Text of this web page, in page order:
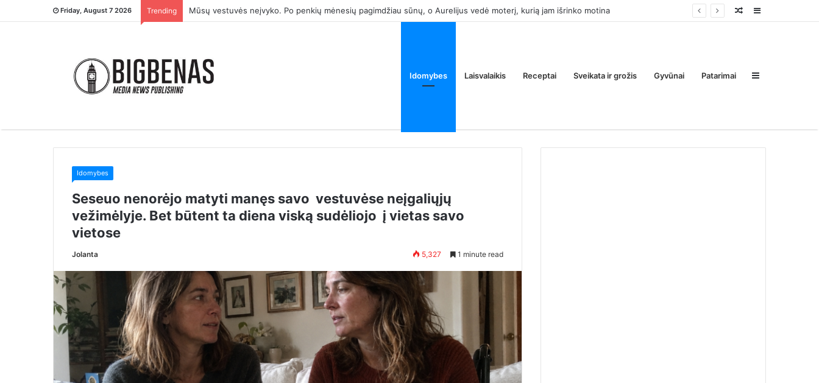
Friday, August 7 2026 Trending – Tu ją įsivaikinai tik tam, kad atimtum iš manęs tėvų butą. Ar tai normalu? Sidebar
Random
Idomybes Laisvalaikis Receptai Sveikata ir grožis Gyvūnai Patarimai Sidebar
Idomybes
Seseuo nenorėjo matyti manęs savo vestuvėse neįgaliųjų
vežimėlyje. Bet būtent ta diena viską sudėliojo į vietas savo
vietose
Jolanta 5,327 1 minute read